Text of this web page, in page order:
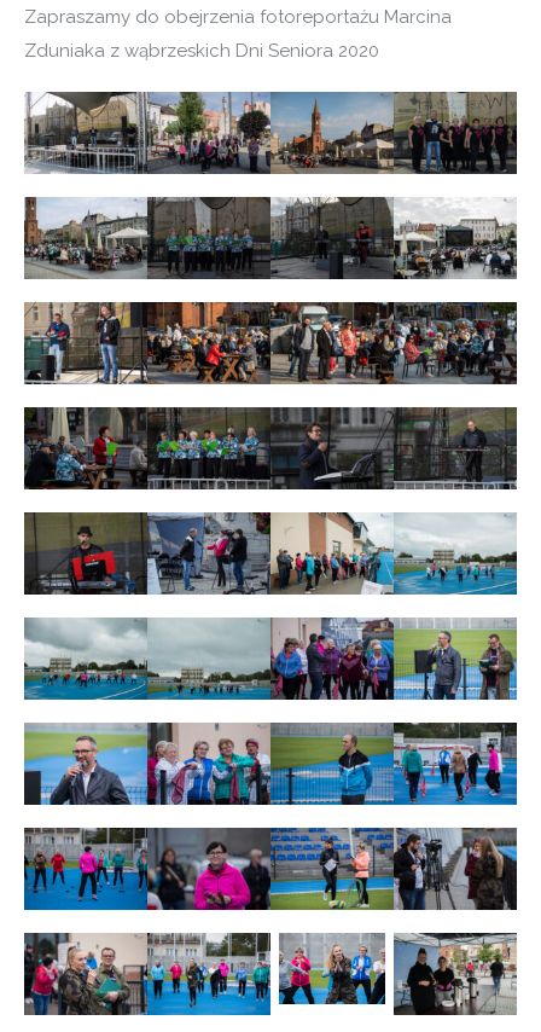
Zapraszamy do obejrzenia fotoreportażu Marcina
Zduniaka z wąbrzeskich Dni Seniora 2020